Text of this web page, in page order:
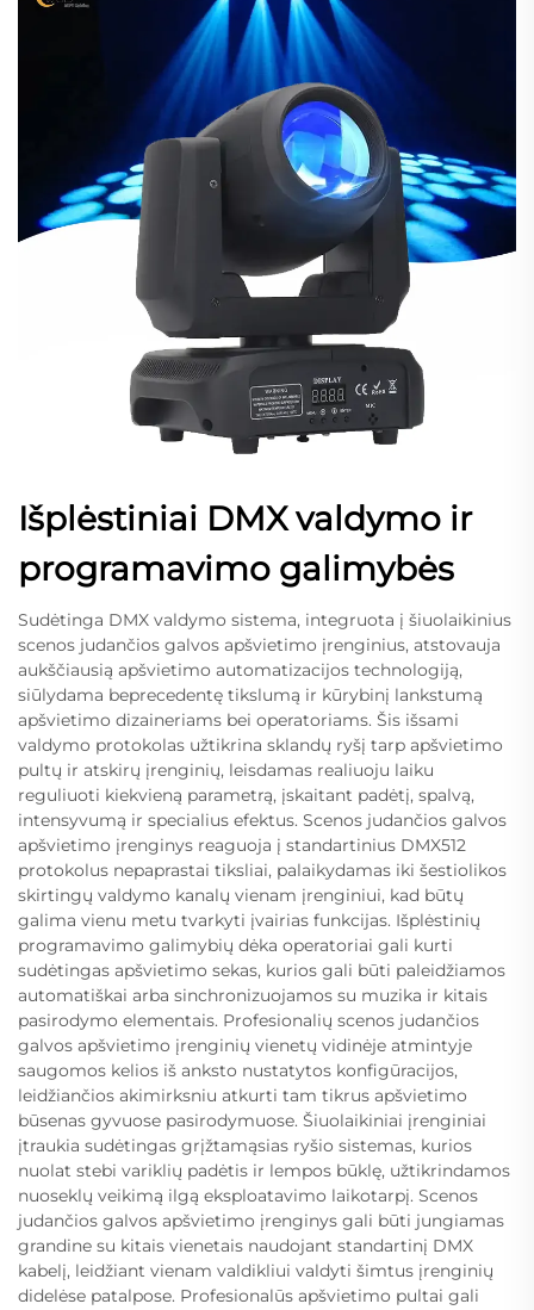
Išplėstiniai DMX valdymo ir
programavimo galimybės
Sudėtinga DMX valdymo sistema, integruota į šiuolaikinius
scenos judančios galvos apšvietimo įrenginius, atstovauja
aukščiausią apšvietimo automatizacijos technologiją,
siūlydama beprecedentę tikslumą ir kūrybinį lankstumą
apšvietimo dizaineriams bei operatoriams. Šis išsami
valdymo protokolas užtikrina sklandų ryšį tarp apšvietimo
pultų ir atskirų įrenginių, leisdamas realiuoju laiku
reguliuoti kiekvieną parametrą, įskaitant padėtį, spalvą,
intensyvumą ir specialius efektus. Scenos judančios galvos
apšvietimo įrenginys reaguoja į standartinius DMX512
protokolus nepaprastai tiksliai, palaikydamas iki šestiolikos
skirtingų valdymo kanalų vienam įrenginiui, kad būtų
galima vienu metu tvarkyti įvairias funkcijas. Išplėstinių
programavimo galimybių dėka operatoriai gali kurti
sudėtingas apšvietimo sekas, kurios gali būti paleidžiamos
automatiškai arba sinchronizuojamos su muzika ir kitais
pasirodymo elementais. Profesionalių scenos judančios
galvos apšvietimo įrenginių vienetų vidinėje atmintyje
saugomos kelios iš anksto nustatytos konfigūracijos,
leidžiančios akimirksniu atkurti tam tikrus apšvietimo
būsenas gyvuose pasirodymuose. Šiuolaikiniai įrenginiai
įtraukia sudėtingas grįžtamąsias ryšio sistemas, kurios
nuolat stebi variklių padėtis ir lempos būklę, užtikrindamos
nuoseklų veikimą ilgą eksploatavimo laikotarpį. Scenos
judančios galvos apšvietimo įrenginys gali būti jungiamas
grandine su kitais vienetais naudojant standartinį DMX
kabelį, leidžiant vienam valdikliui valdyti šimtus įrenginių
didelėse patalpose. Profesionalūs apšvietimo pultai gali